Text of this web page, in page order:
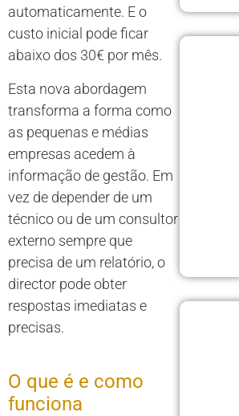
automaticamente. E o
custo inicial pode ficar
abaixo dos 30€ por mês.
Esta nova abordagem
transforma a forma como
as pequenas e médias
empresas acedem à
informação de gestão. Em
vez de depender de um
técnico ou de um consultor
externo sempre que
precisa de um relatório, o
director pode obter
respostas imediatas e
precisas.
O que é e como
funciona